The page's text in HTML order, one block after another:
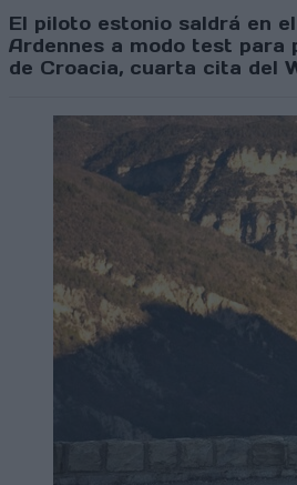
El piloto estonio saldrá en
Ardennes a modo test para
de Croacia, cuarta cita del